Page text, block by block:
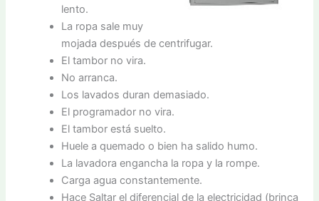
lento.
La ropa sale muy
mojada después de centrifugar.
El tambor no vira.
No arranca.
Los lavados duran demasiado.
El programador no vira.
El tambor está suelto.
Huele a quemado o bien ha salido humo.
La lavadora engancha la ropa y la rompe.
Carga agua constantemente.
Hace Saltar el diferencial de la electricidad (brinca